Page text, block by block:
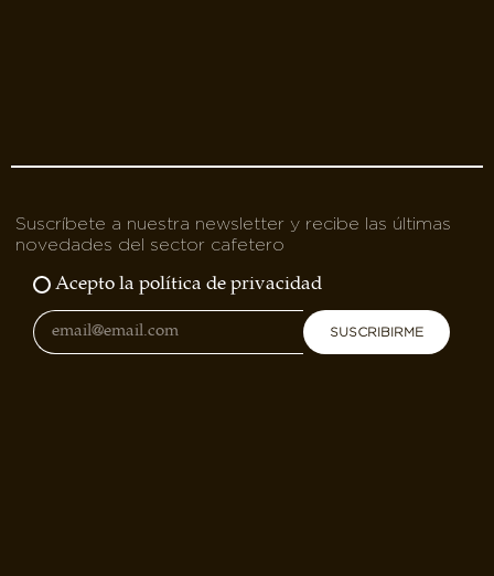
Suscríbete a nuestra newsletter y recibe las últimas
novedades del sector cafetero
Acepto la política de privacidad
SUSCRIBIRME